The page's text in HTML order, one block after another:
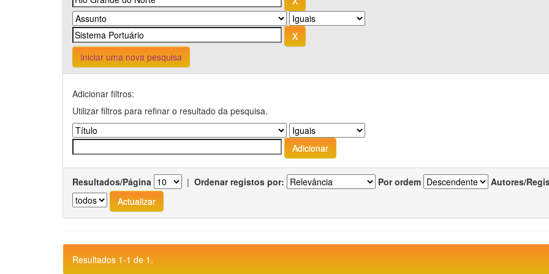
Iniciar uma nova pesquisa
Adicionar filtros:
Utilizar filtros para refinar o resultado da pesquisa.
Resultados/Página | Ordenar registos por: Por ordem Autores/
Resultados 1-1 de 1.